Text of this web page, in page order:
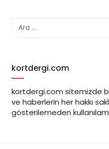
kortdergi.com
kortdergi.com sitemizde
ve haberlerin her hakkı
gösterilemeden